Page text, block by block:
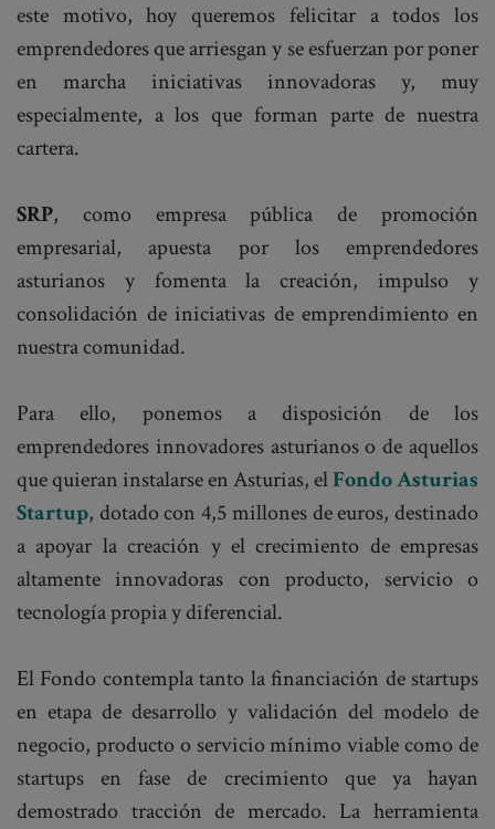
este motivo, hoy queremos felicitar a todos los
emprendedoresque arriesgan y se esfuerzan por poner
en marcha iniciativas innovadoras y, muy
especialmente, a los que forman parte de nuestra
cartera.
SRP, como empresa pública de promoción
empresarial, apuesta por los emprendedores
asturianos y fomenta la creación, impulso y
consolidación de iniciativas de emprendimiento en
nuestra comunidad.
Para ello, ponemos a disposición de los
emprendedores innovadores asturianos o de aquellos
que quieran instalarse en Asturias, elFondo Asturias
Startup, dotado con 4,5 millones de euros, destinado
a apoyar la creación y el crecimiento de empresas
altamente innovadoras con producto, servicio o
tecnología propia y diferencial.
El Fondo contempla tanto la financiación de startups
en etapa de desarrollo y validación del modelo de
negocio, producto o servicio mínimo viable como de
startups en fase de crecimiento que ya hayan
demostrado tracción de mercado. La herramienta